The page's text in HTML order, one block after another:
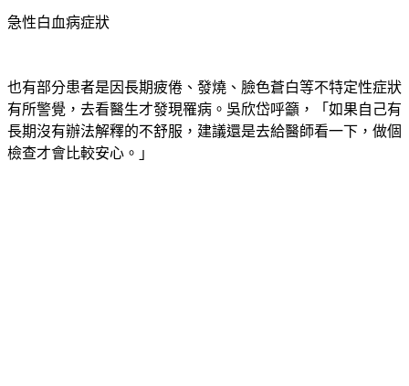
急性白血病症狀
也有部分患者是因長期疲倦、發燒、臉色蒼白等不特定性症狀
有所警覺，去看醫生才發現罹病。吳欣岱呼籲，「如果自己有
長期沒有辦法解釋的不舒服，建議還是去給醫師看一下，做個
檢查才會比較安心。」